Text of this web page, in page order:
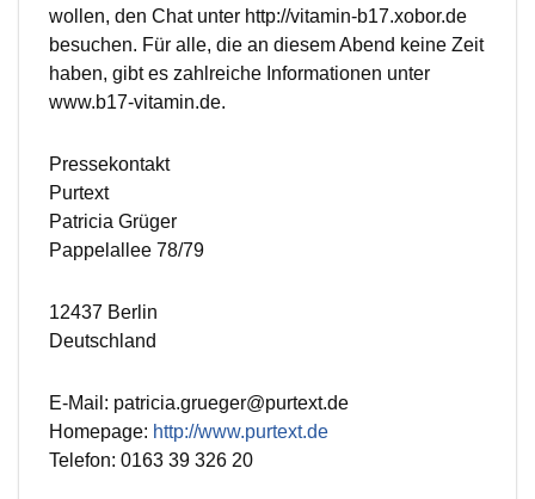
wollen, den Chat unter http://vitamin-b17.xobor.de
besuchen. Für alle, die an diesem Abend keine Zeit
haben, gibt es zahlreiche Informationen unter
www.b17-vitamin.de.
Pressekontakt
Purtext
Patricia Grüger
Pappelallee 78/79
12437 Berlin
Deutschland
E-Mail: patricia.grueger@purtext.de
Homepage: http://www.purtext.de
Telefon: 0163 39 326 20